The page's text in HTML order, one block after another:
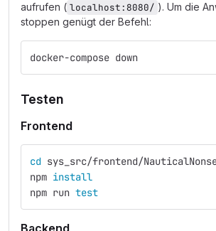
aufrufen ( localhost:8080/ ). Um die
stoppen genügt der Befehl:
docker-compose down
Testen
Frontend
cd sys_src/frontend/
npm install
npm run test
Backend